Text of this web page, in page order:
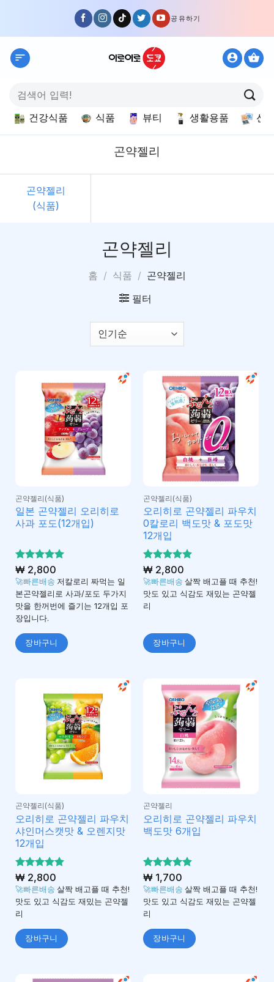
content
공유하기
색:
건강식품 식품 뷰티 생활용품 선
곤약젤리
곤약젤리
(식품)
곤약젤리
홈 / 식품 / 곤약젤리
필터
곤약젤리(식품)
일본 곤약젤리 오리히로
사과 포도(12개입)
5 중에서
4.95로 평
가됨
₩2,800
🚀빠른배송 저칼로리 짜먹는 일
본곤약젤리로 사과/포도 두가지
맛을 한꺼번에 즐기는 12개입 포
장입니다.
장바구니
곤약젤리(식품)
오리히로 곤약젤리 파우치
0칼로리 백도맛 & 포도맛
12개입
5 중에서
4.92로 평
가됨
₩2,800
🚀빠른배송 살짝 배고플 때 추천!
맛도 있고 식감도 재밌는 곤약젤
리
장바구니
곤약젤리(식품)
오리히로 곤약젤리 파우치
샤인머스캣맛 & 오렌지맛
12개입
5 중에서
4.92로 평
가됨
₩2,800
🚀빠른배송 살짝 배고플 때 추천!
맛도 있고 식감도 재밌는 곤약젤
리
장바구니
곤약젤리
오리히로 곤약젤리 파우치
백도맛 6개입
5 중에서
4.92로 평
가됨
₩1,700
🚀빠른배송 살짝 배고플 때 추천!
맛도 있고 식감도 재밌는 곤약젤
리
장바구니